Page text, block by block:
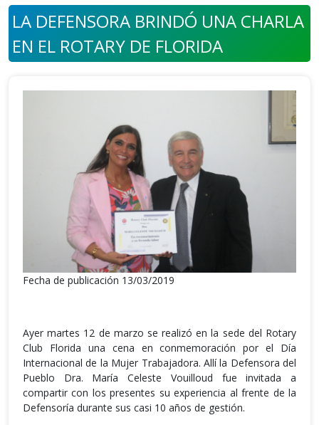
LA DEFENSORA BRINDÓ UNA CHARLA
EN EL ROTARY DE FLORIDA
Fecha de publicación 13/03/2019
Ayer martes 12 de marzo se realizó en la sede del Rotary
Club Florida una cena en conmemoración por el Día
Internacional de la Mujer Trabajadora. Allí la Defensora del
Pueblo Dra. María Celeste Vouilloud fue invitada a
compartir con los presentes su experiencia al frente de la
Defensoría durante sus casi 10 años de gestión.